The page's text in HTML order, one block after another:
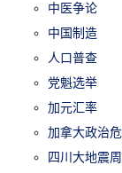
中医争论
中国制造
人口普查
党魁选举
加元汇率
加拿大政治
四川大地震